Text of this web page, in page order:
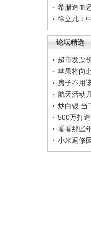
希腊造血
徐立凡：
论坛精选
超市发票
苹果将向
房子不用
航天活动
炒白银 当
500万打
看看那些
小米返修